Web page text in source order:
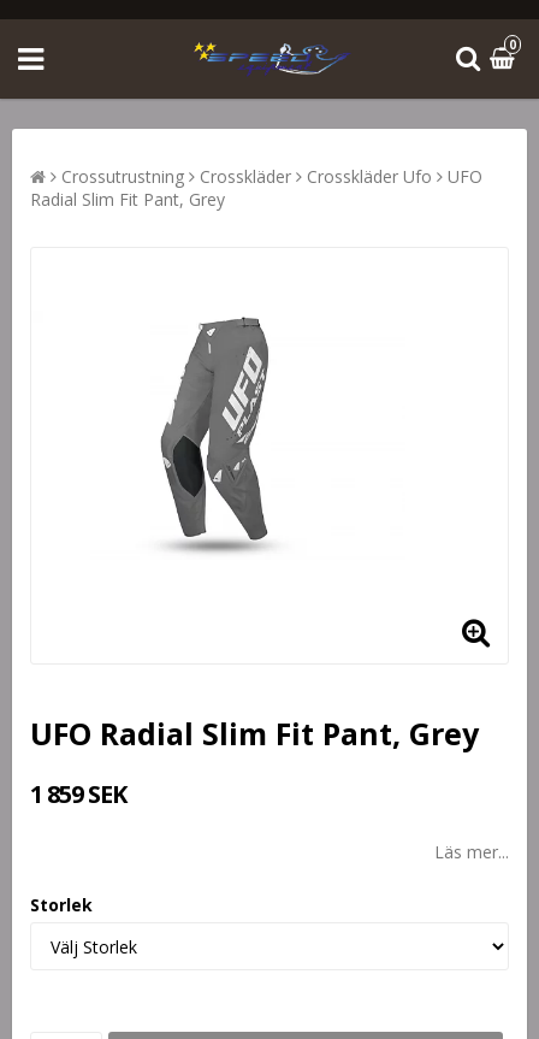
0
Crossutrustning Crosskläder Crosskläder Ufo
UFO
Radial Slim Fit Pant, Grey
UFO Radial Slim Fit Pant, Grey
1 859 SEK
Läs mer...
Storlek